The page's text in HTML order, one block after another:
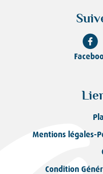
Mentions légales-
Condition